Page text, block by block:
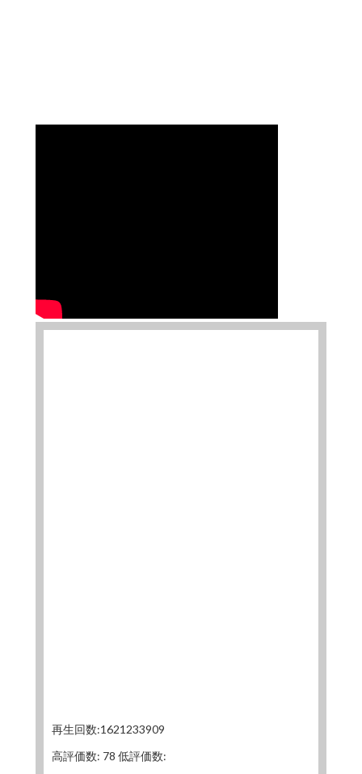
再生回数:1621233909
高評価数: 78 低評価数: